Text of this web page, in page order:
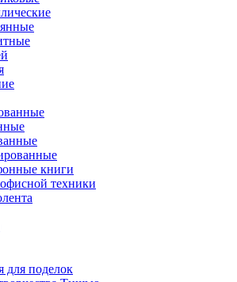
книги
техники
для поделок